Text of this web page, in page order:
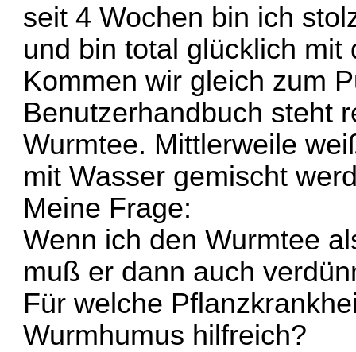
seit 4 Wochen bin ich
und bin total glücklich mit
Kommen wir gleich zum
Benutzerhandbuch steht
Wurmtee. Mittlerweile
mit Wasser gemischt
Meine Frage:
Wenn ich den Wurmtee
muß er dann auch
Für welche
Wurmhumus hilfreich?